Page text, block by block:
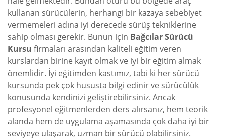
kullanan sürücülerin, herhangi bir kazaya sebebiyet
vermemeleri adına iyi derecede sürüş tekniklerine
sahip olması gerekir. Bunun için Bağcılar Sürücü
Kursu firmaları arasından kaliteli eğitim veren
kurslardan birine kayıt olmak ve iyi bir eğitim almak
önemlidir. İyi eğitimden kastımız, tabi ki her sürücü
kursunda pek çok hususta bilgi edinir ve sürücülük
konusunda kendinizi geliştirebilirsiniz. Ancak
profesyonel eğitmenlerden ders alırsanız, hem teorik
alanda hem de uygulama aşamasında çok daha iyi bir
seviyeye ulaşarak, uzman bir sürücü olabilirsiniz.